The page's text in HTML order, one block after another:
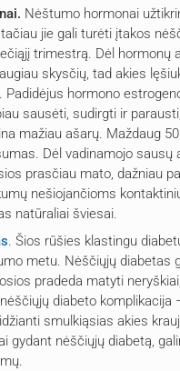
Nėštumo hormonai
jie gali turėti įtakos
trimestrą. Dėl hormonų
skysčių, tad akies
hormono
sausėti, sudirgti ir
mažiau ašarų. Maždaug
Dėl vadinamojo sausų
prasčiau mato, dažniau
nešiojančioms
natūraliai šviesai.
. Šios rūšies klastingu
metu. Nėščiųjų diabetas
pradeda matyti
diabeto komplikacija
smulkiąsias akies
gydant nėščiųjų diabetą,